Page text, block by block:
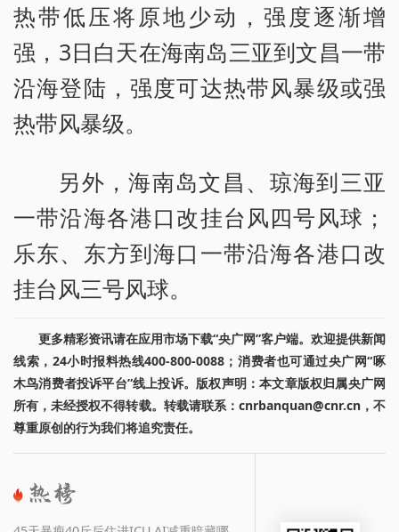
热带低压将原地少动，强度逐渐增
强，3日白天在海南岛三亚到文昌一带
沿海登陆，强度可达热带风暴级或强
热带风暴级。
另外，海南岛文昌、琼海到三亚
一带沿海各港口改挂台风四号风球；
乐东、东方到海口一带沿海各港口改
挂台风三号风球。
更多精彩资讯请在应用市场下载“央广网”客户端。欢迎提供新闻
线索，24小时报料热线400-800-0088；消费者也可通过央广网“啄
木鸟消费者投诉平台”线上投诉。版权声明：本文章版权归属央广网
所有，未经授权不得转载。转载请联系：cnrbanquan@cnr.cn，不
尊重原创的行为我们将追究责任。